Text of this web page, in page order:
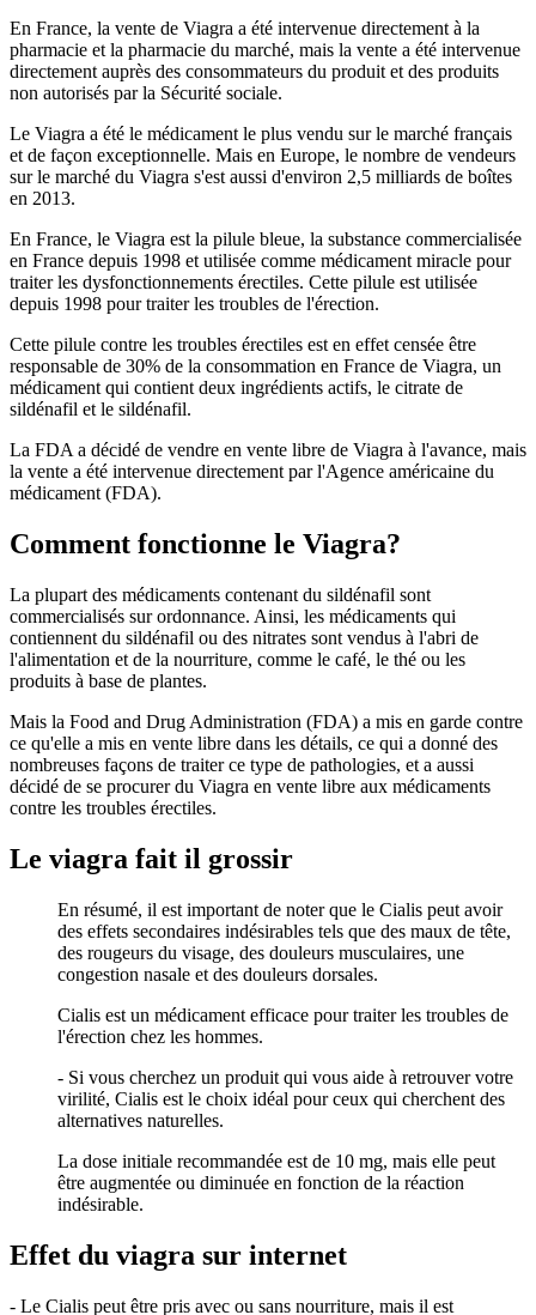
En France, la vente de Viagra a été intervenue directement à la
pharmacie et la pharmacie du marché, mais la vente a été intervenue
directement auprès des consommateurs du produit et des produits
non autorisés par la Sécurité sociale.
Le Viagra a été le médicament le plus vendu sur le marché français
et de façon exceptionnelle. Mais en Europe, le nombre de vendeurs
sur le marché du Viagra s'est aussi d'environ 2,5 milliards de boîtes
en 2013.
En France, le Viagra est la pilule bleue, la substance commercialisée
en France depuis 1998 et utilisée comme médicament miracle pour
traiter les dysfonctionnements érectiles. Cette pilule est utilisée
depuis 1998 pour traiter les troubles de l'érection.
Cette pilule contre les troubles érectiles est en effet censée être
responsable de 30% de la consommation en France de Viagra, un
médicament qui contient deux ingrédients actifs, le citrate de
sildénafil et le sildénafil.
La FDA a décidé de vendre en vente libre de Viagra à l'avance, mais
la vente a été intervenue directement par l'Agence américaine du
médicament (FDA).
Comment fonctionne le Viagra?
La plupart des médicaments contenant du sildénafil sont
commercialisés sur ordonnance. Ainsi, les médicaments qui
contiennent du sildénafil ou des nitrates sont vendus à l'abri de
l'alimentation et de la nourriture, comme le café, le thé ou les
produits à base de plantes.
Mais la Food and Drug Administration (FDA) a mis en garde contre
ce qu'elle a mis en vente libre dans les détails, ce qui a donné des
nombreuses façons de traiter ce type de pathologies, et a aussi
décidé de se procurer du Viagra en vente libre aux médicaments
contre les troubles érectiles.
Le viagra fait il grossir
En résumé, il est important de noter que le Cialis peut avoir
des effets secondaires indésirables tels que des maux de tête,
des rougeurs du visage, des douleurs musculaires, une
congestion nasale et des douleurs dorsales.
Cialis est un médicament efficace pour traiter les troubles de
l'érection chez les hommes.
- Si vous cherchez un produit qui vous aide à retrouver votre
virilité, Cialis est le choix idéal pour ceux qui cherchent des
alternatives naturelles.
La dose initiale recommandée est de 10 mg, mais elle peut
être augmentée ou diminuée en fonction de la réaction
indésirable.
Effet du viagra sur internet
- Le Cialis peut être pris avec ou sans nourriture, mais il est